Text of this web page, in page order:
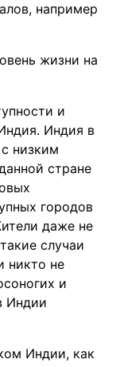
например
жизни на
и
Индия в
низким
стране
городов
даже не
случаи
никто не
и
Индии
Индии, как